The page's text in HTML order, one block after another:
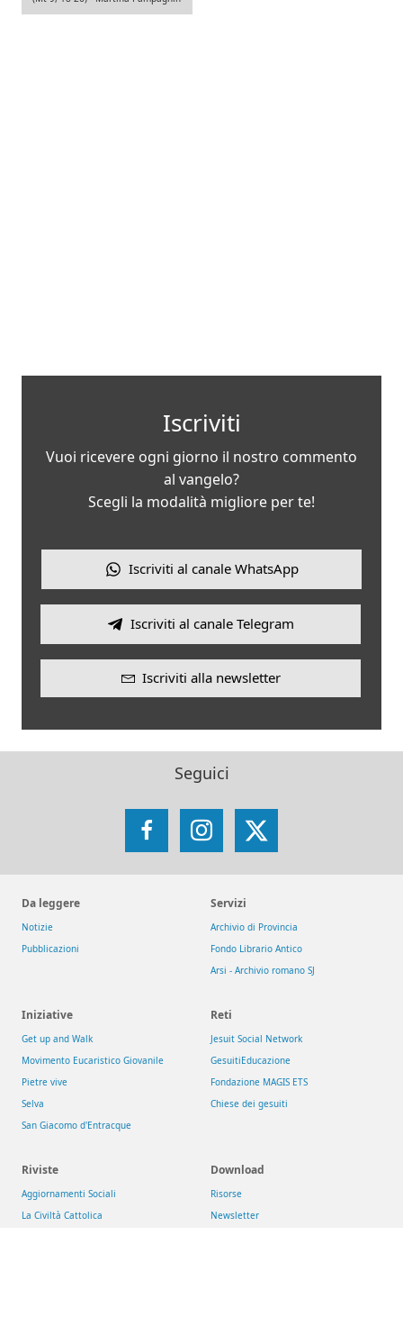
Iscriviti
Vuoi ricevere ogni giorno il nostro commento
al vangelo?
Scegli la modalità migliore per te!
Iscriviti al canale WhatsApp
Iscriviti al canale Telegram
Iscriviti alla newsletter
Seguici
FacebookInstagram
X
Da leggere
Notizie
Pubblicazioni
Servizi
Archivio di Provincia
Fondo Librario Antico
Arsi - Archivio romano SJ
Iniziative
Get up and Walk
Movimento Eucaristico Giovanile
Pietre vive
Selva
San Giacomo d'Entracque
Reti
Jesuit Social Network
GesuitiEducazione
Fondazione MAGIS ETS
Chiese dei gesuiti
Riviste
Aggiornamenti Sociali
La Civiltà Cattolica
Download
Risorse
Newsletter